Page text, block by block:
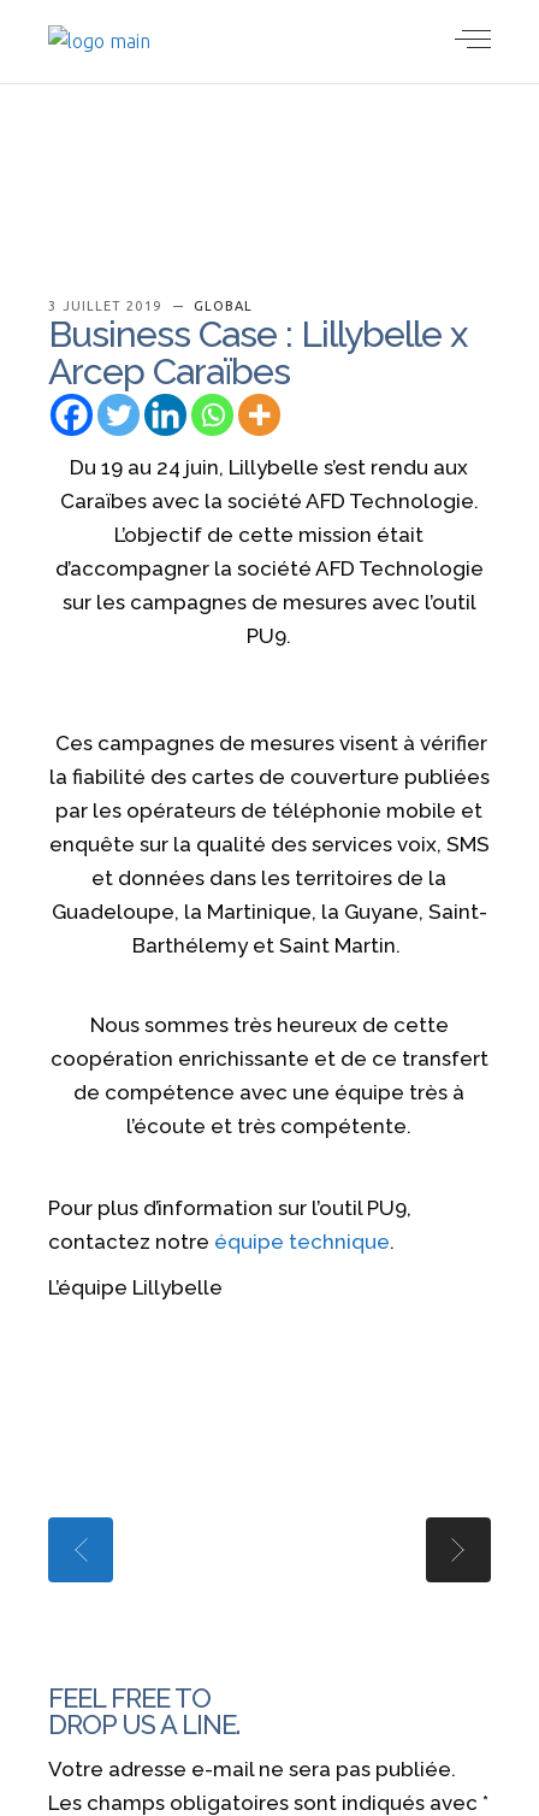
3 JUILLET 2019 GLOBAL
Business Case : Lillybelle x
Arcep Caraïbes
Du 19 au 24 juin, Lillybelle s’est rendu aux
Caraïbes avec la société AFD Technologie.
L’objectif de cette mission était
d’accompagner la société AFD Technologie
sur les campagnes de mesures avec l’outil
PU9.
Ces campagnes de mesures visent à vérifier
la fiabilité des cartes de couverture publiées
par les opérateurs de téléphonie mobile et
enquête sur la qualité des services voix, SMS
et données dans les territoires de la
Guadeloupe, la Martinique, la Guyane, Saint-
Barthélemy et Saint Martin.
Nous sommes très heureux de cette
coopération enrichissante et de ce transfert
de compétence avec une équipe très à
l’écoute et très compétente.
Pour plus d’information sur l’outil PU9,
contactez notre équipe technique.
L’équipe Lillybelle
FEEL FREE TO
DROP US A LINE.
Votre adresse e-mail ne sera pas publiée.
Les champs obligatoires sont indiqués avec*